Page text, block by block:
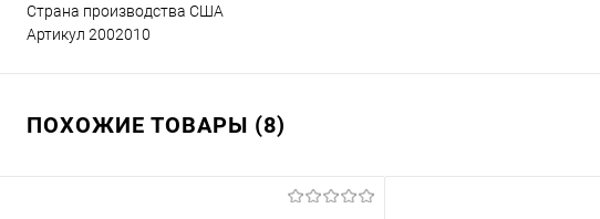
Страна производства США
Артикул 2002010
ПОХОЖИЕ ТОВАРЫ (8)